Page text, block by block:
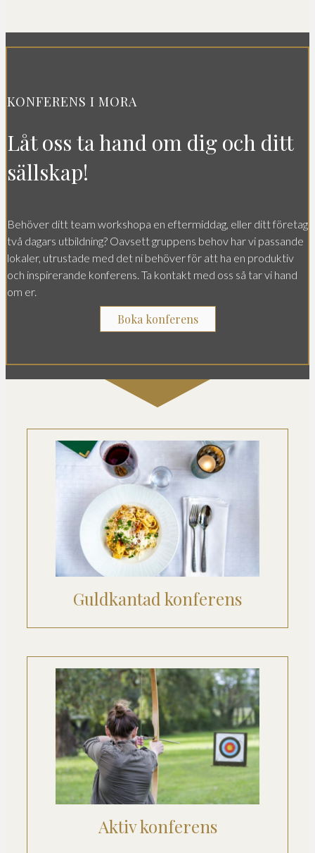
KONFERENS I MORA
Låt oss ta hand om dig och ditt
sällskap!
Behöver ditt team workshopa en eftermiddag, eller ditt företag
två dagars utbildning? Oavsett gruppens behov har vi passande
lokaler, utrustade med det ni behöver för att ha en produktiv
och inspirerande konferens. Ta kontakt med oss så tar vi hand
om er.
Boka konferens
Guldkantad konferens
Aktiv konferens